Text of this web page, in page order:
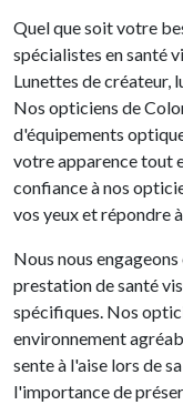
Quel que soit votre
spécialistes en santé
Lunettes de créateur,
Nos opticiens de
d'équipements
votre apparence tout
confiance à nos
vos yeux et répondre
Nous nous
prestation de santé
spécifiques. Nos
environnement
sente à l'aise lors de
l'importance de